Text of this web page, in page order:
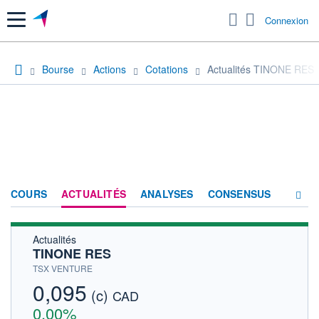
Menu Connexion
Bourse Actions Cotations Actualités TINONE RES
COURS ACTUALITÉS ANALYSES CONSENSUS
Actualités
TINONE RES
TSX VENTURE
0,095 (c) CAD
0,00%